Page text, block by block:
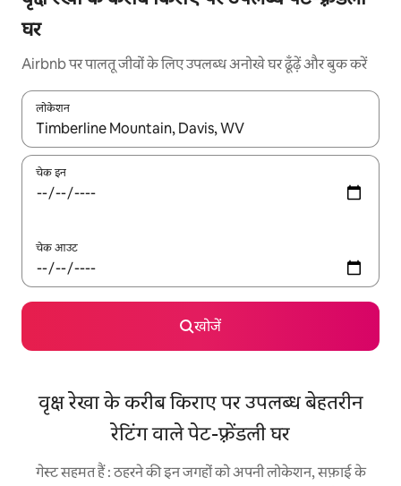
घर
Airbnb पर पालतू जीवों के लिए उपलब्ध अनोखे घर ढूँढ़ें और बुक करें
लोकेशन
नतीजों के उपलब्ध होने पर, अप और डाउन 'ऐरो की' का इस्तेमाल करके नेविगेट
चेक इन
चेक आउट
खोजें
वृक्ष रेखा के करीब किराए पर उपलब्ध बेहतरीन
रेटिंग वाले पेट-फ़्रेंडली घर
गेस्ट सहमत हैं : ठहरने की इन जगहों को अपनी लोकेशन, सफ़ाई के